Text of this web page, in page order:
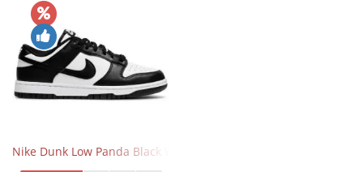
Nike Dunk Low Panda Black White